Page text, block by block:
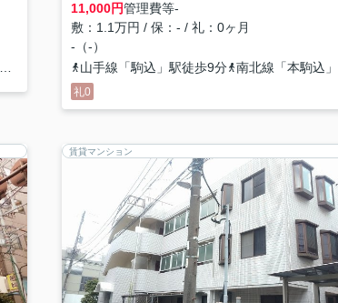
都営三田線「白山」駅徒歩10分
11,000円管理費等-
敷：1.1万円 / 保：- / 礼：0ヶ月
-（-）
山手線「駒込」駅徒歩9分
南北線「本駒込」駅徒歩10分
礼0
賃貸マンション